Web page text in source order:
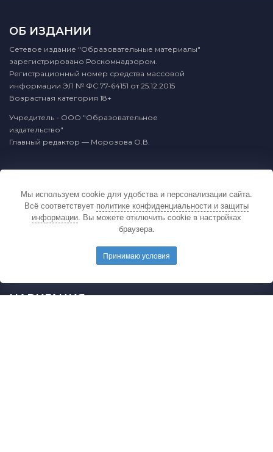
По вопросам связанным с публикацией
материалов на сайте издательства и выдачей
подтверждающих документов обращайтесь на
электронную почту редакции.
mail@pedarticles.ru
+7 (499) 113-47-87
ОБ ИЗДАНИИ
Сетевое издание "Образовательные материалы"
зарегистрировано Роскомнадзором.
Регистрационный номер средства массовой
информации ЭЛ № ФС 77-64151 от 25.12.2015
Возрастная категория 18+
Учредитель - ООО "Образовательное
издательство"
Главный редактор — Морозова О.В.
НАВИГАЦИЯ
Мы используем cookie для удобства и персонализации сайта.
Всё соответствует политике конфиденциальности и защиты
информации. Вы можете отключить cookie в настройках
браузера.
Принимаю условия